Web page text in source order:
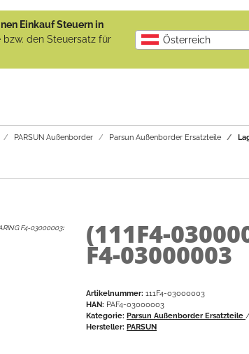
Einkauf Steuern in
den Steuersatz für
Österreich
PARSUN Außenborder Parsun Außenborder Ersatzteile
F4-03000003: (111F4-
F4-03000003
Artikelnummer: 111F4-03000003
HAN: PAF4-03000003
Kategorie: Parsun Außenborder Ersatzteile /
Hersteller: PARSUN